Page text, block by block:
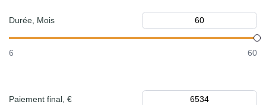
Durée, Mois
6 60
Paiement final, €